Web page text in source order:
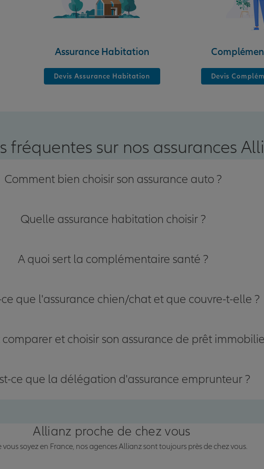
Assurance Habitation
Devis Assurance Habitation Devis
fréquentes sur nos assurances
Comment bien choisir son assurance auto ?
Quelle assurance habitation choisir ?
A quoi sert la complémentaire santé ?
que l'assurance chien/chat et que couvre-t-elle ?
et choisir son assurance de prêt
ce que la délégation d'assurance emprunteur ?
Allianz proche de chez vous
vous soyez en France, nos agences Allianz sont toujours près de chez vous.